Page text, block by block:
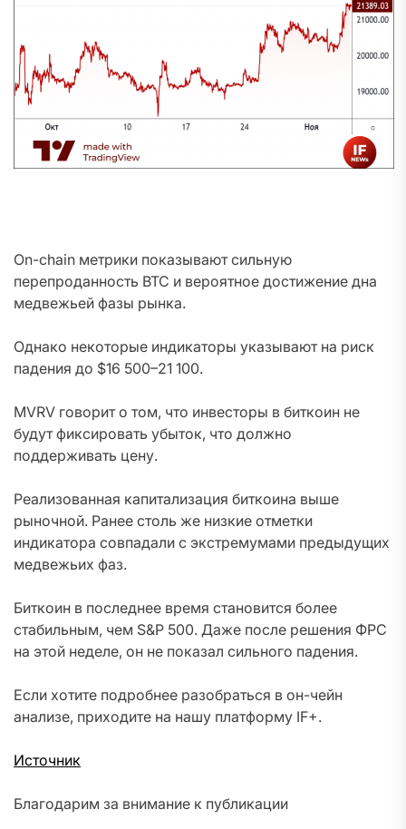
On-chain метрики показывают сильную
перепроданность BTC и вероятное достижение дна
медвежьей фазы рынка.
Однако некоторые индикаторы указывают на риск
падения до $16 500–21 100.
MVRV говорит о том, что инвесторы в биткоин не
будут фиксировать убыток, что должно
поддерживать цену.
Реализованная капитализация биткоина выше
рыночной. Ранее столь же низкие отметки
индикатора совпадали с экстремумами предыдущих
медвежьих фаз.
Биткоин в последнее время становится более
стабильным, чем S&P 500. Даже после решения ФРС
на этой неделе, он не показал сильного падения.
Если хотите подробнее разобраться в он-чейн
анализе, приходите на нашу платформу IF+.
Источник
Благодарим за внимание к публикации